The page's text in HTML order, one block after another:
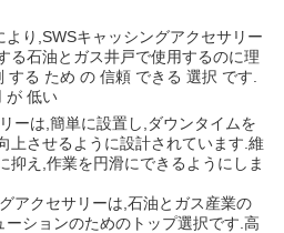
り,SWSキャッシングアクセサリー
る石油とガス井戸で使用するのに理
る ため の 信頼 できる 選択 です.
が 低い
ーは,簡単に設置し,ダウンタイムを
上させるように設計されています.維
抑え,作業を円滑にできるようにしま
アクセサリーは,石油とガス産業の
ションのためのトップ選択です.高